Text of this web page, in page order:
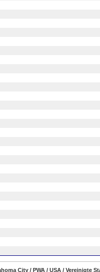
City / PWA / USA / Vereinigte